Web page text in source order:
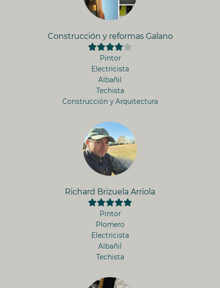
Construcción y reformas Galano
Pintor
Electricista
Albañil
Techista
Construcción y Arquitectura
Richard Brizuela Arriola
Pintor
Plomero
Electricista
Albañil
Techista